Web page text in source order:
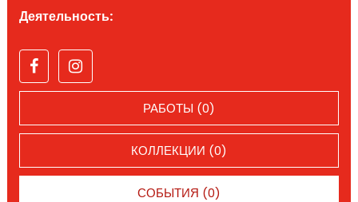
Деятельность:
РАБОТЫ (0)
КОЛЛЕКЦИИ (0)
СОБЫТИЯ (0)